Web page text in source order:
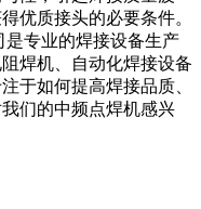
优质接头的必要条件。
专业的焊接设备生产
焊机、自动化焊接设备
于如何提高焊接品质、
们的中频点焊机感兴